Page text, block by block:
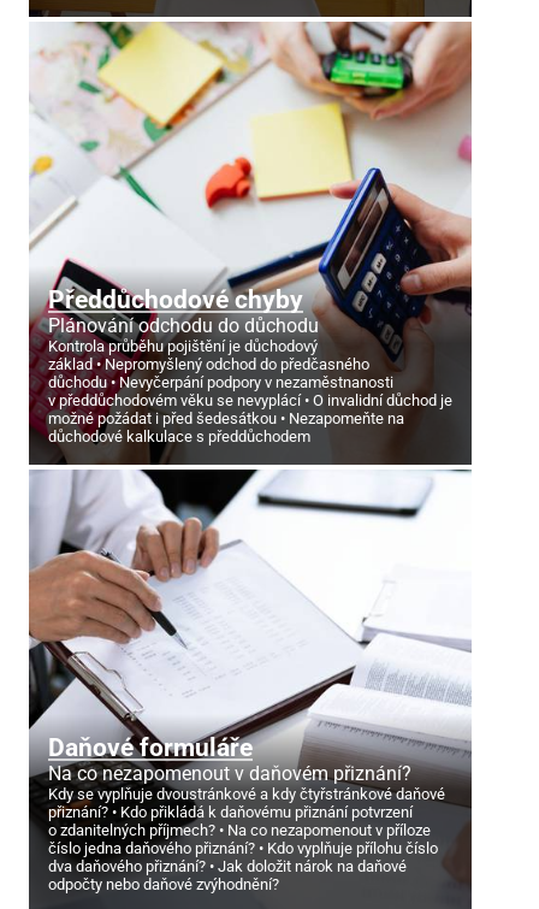
Předdůchodové chyby
Plánování odchodu do důchodu
Kontrola průběhu pojištění je důchodový
základ
Nepromyšlený odchod do předčasného
důchodu
Nevyčerpání podpory v nezaměstnanosti
v předdůchodovém věku se nevyplácí
O invalidní důchod je
možné požádat i před šedesátkou
Nezapomeňte na
důchodové kalkulace s předdůchodem
Daňové formuláře
Na co nezapomenout v daňovém přiznání?
Kdy se vyplňuje dvoustránkové a kdy čtyřstránkové daňové
přiznání?
Kdo přikládá k daňovému přiznání potvrzení
o zdanitelných příjmech?
Na co nezapomenout v příloze
číslo jedna daňového přiznání?
Kdo vyplňuje přílohu číslo
dva daňového přiznání?
Jak doložit nárok na daňové
odpočty nebo daňové zvýhodnění?